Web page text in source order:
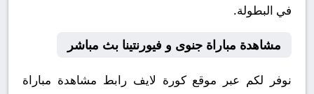
في البطولة.
مشاهدة مباراة جنوى و فيورنتينا بث مباشر
نوفر لكم عبر موقع كورة لايف رابط مشاهدة مباراة